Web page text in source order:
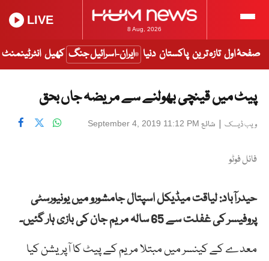
8 Aug, 2026
LIVE
صفحۂ اول تازہ ترین پاکستان دنیا ایران-اسرائیل جنگ کھیل انٹرٹینمنٹ
پیٹ میں قینچی بھولنے سے مریضہ جاں بحق
ویب ڈیسک | شائع September 4, 2019 11:12 PM
فائل فوٹو
حيدرآباد: لیاقت میڈیکل اسپتال جامشورو میں یونیورسٹی
پروفیسر کی غفلت سے 65 سالہ مریم جان کی بازی ہار گئیں۔
معدے کے کینسر میں مبتلا مریم کے پیٹ کا آپریشن کیا